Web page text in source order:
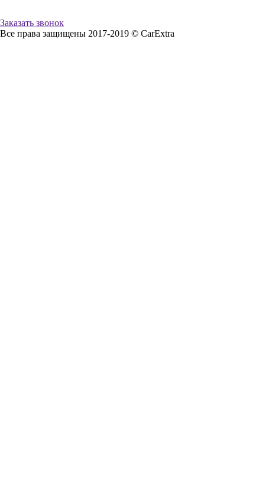
Заказать звонок
Все права защищены 2017-2019 © CarExtra